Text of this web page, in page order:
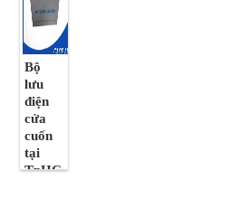
Bộ
lưu
điện
cửa
cuốn
tại
TpHC